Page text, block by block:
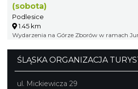
(sobota)
Podlesice
1.45 km
Wydarzenia na Górze Zborów w ramach
ŚLĄSKA ORGANIZACJA
ul. Mickiewicza 29